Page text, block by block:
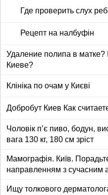
Где проверить слух
Рецепт на налбуфін
Удаление полипа в матке?
Киеве?
Клініка по очам у Києві
Добробут Киев Как
Чоловік пʼє пиво, бодун,
вага 130 кг, 180 см зріст
Мамографія. Київ. Порадьте
направленням з сучасним
Ищу толкового